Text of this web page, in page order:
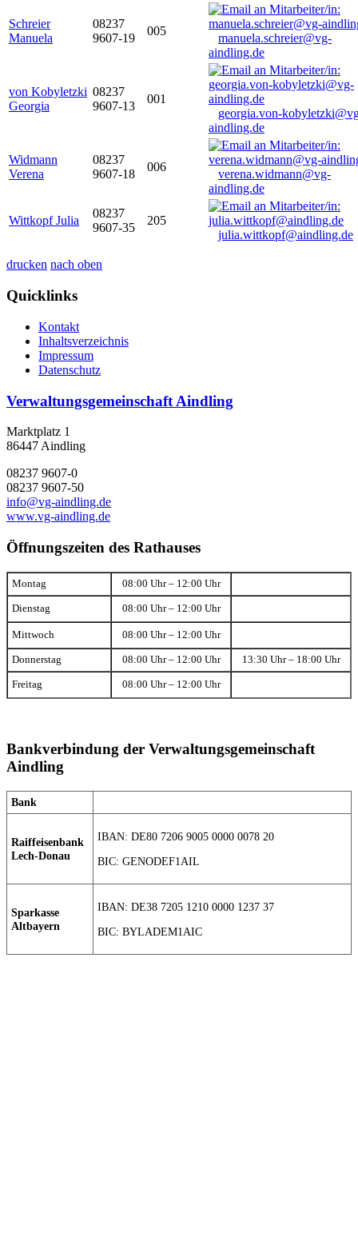
Schreier
Manuela
08237
9607-19
005
manuela.schreier@vg-
aindling.de
von Kobyletzki
Georgia
08237
9607-13
001
georgia.von-
aindling.de
Widmann
Verena
08237
9607-18
006
verena.widmann@vg-
aindling.de
Wittkopf Julia
08237
9607-35
205
julia.wittkopf@aindling.de
drucken nach oben
Quicklinks
Kontakt
Inhaltsverzeichnis
Impressum
Datenschutz
Verwaltungsgemeinschaft Aindling
Marktplatz 1
86447 Aindling
08237 9607-0
08237 9607-50
info@vg-aindling.de
www.vg-aindling.de
Öffnungszeiten des Rathauses
Montag 08:00 Uhr – 12:00 Uhr
Dienstag 08:00 Uhr – 12:00 Uhr
Mittwoch 08:00 Uhr – 12:00 Uhr
Donnerstag 08:00 Uhr – 12:00 Uhr 13:30 Uhr – 18:00 Uhr
Freitag 08:00 Uhr – 12:00 Uhr
Bankverbindung der Verwaltungsgemeinschaft
Aindling
Bank
Raiffeisenbank
Lech-Donau
IBAN: DE80 7206 9005 0000 0078 20
BIC: GENODEF1AIL
Sparkasse
Altbayern
IBAN: DE38 7205 1210 0000 1237 37
BIC: BYLADEM1AIC